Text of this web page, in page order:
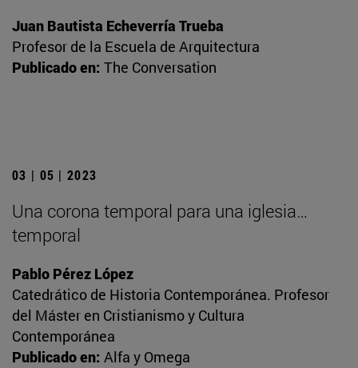
Juan Bautista Echeverría Trueba
Profesor de la Escuela de Arquitectura
Publicado en: The Conversation
03 | 05 | 2023
Una corona temporal para una iglesia…
temporal
Pablo Pérez López
Catedrático de Historia Contemporánea. Profesor
del Máster en Cristianismo y Cultura
Contemporánea
Publicado en: Alfa y Omega